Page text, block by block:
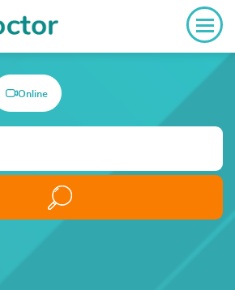
Online